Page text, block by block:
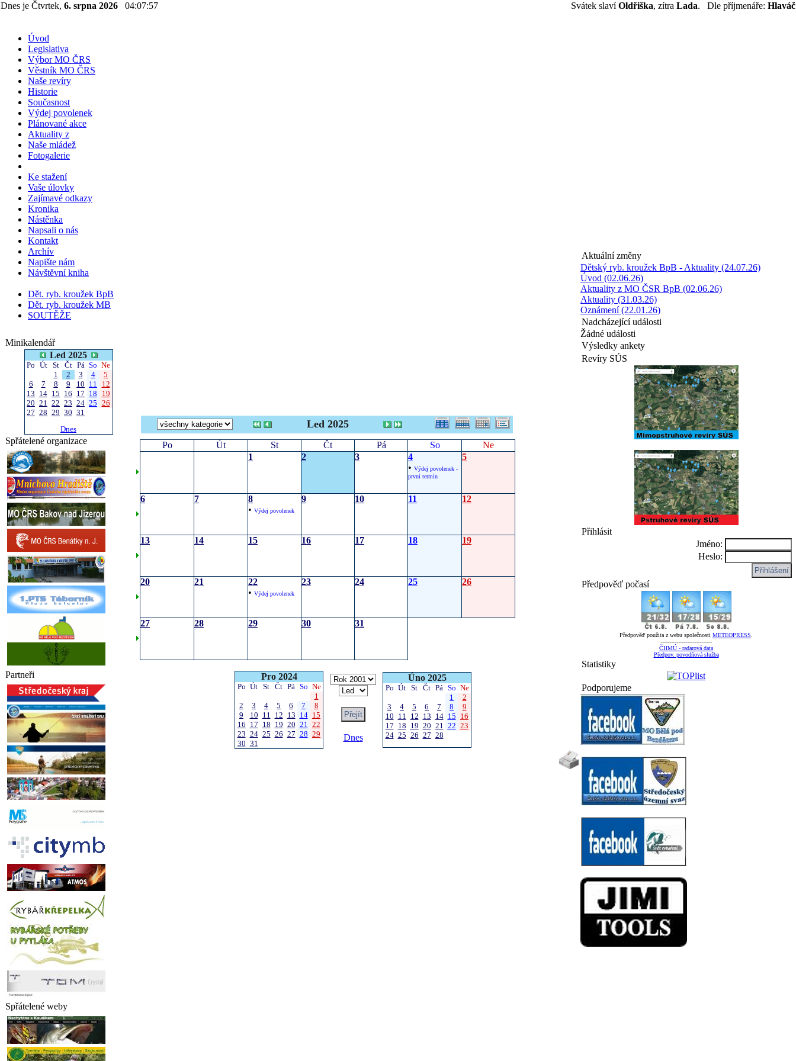
Dnes je Čtvrtek, 6. srpna 2026 04:07:57 Svátek slavíOldřiška, zítra Lada. Dle příjmenáře: Hlaváč
Úvod
Legislativa
Výbor MO ČRS
Věstník MO ČRS
Naše revíry
Historie
Současnost
Výdej povolenek
Plánované akce
Aktuality z
Naše mládež
Fotogalerie
Ke stažení
Vaše úlovky
Zajímavé odkazy
Kronika
Nástěnka
Napsali o nás
Kontakt
Archív
Napište nám
Návštěvní kniha
Dět. ryb. kroužek BpB
Dět. ryb. kroužek MB
SOUTĚŽE
Minikalendář
Led 2025
Po Út St Čt Pá So Ne
1
2 3 4
5
6
7 8 9 10 11
12
13 14 15 16 17 18
19
20 21 22 23 24 25 26
27 28 29 30 31
Dnes
Spřátelené organizace
Partneři
Spřátelené weby
Led 2025
Po Út St Čt Pá So
Ne
1
2 3
4
• Výdej povolenek -
první termín
5
6 7
8
• Výdej povolenek
9 10 11 12
13 14 15 16 17 18 19
20 21
22
• Výdej povolenek
23 24 25 26
27 28 29 30 31
Pro 2024
Po Út St Čt Pá So Ne
1
2
3 4 5 6 7
8
9
10 11 12 13 14 15
16 17 18 19 20 21 22
23 24 25 26 27 28 29
30 31
Dnes
Úno 2025
Po Út St Čt Pá So Ne
1
2
3
4 5 6 7 8
9
10 11 12 13 14 15 16
17 18 19 20 21 22 23
24 25 26 27 28
Aktuální změny
Dětský ryb. kroužek BpB - Aktuality (24.07.26)
Úvod (02.06.26)
Aktuality z MO ČSR BpB (02.06.26)
Aktuality (31.03.26)
Oznámení (22.01.26)
Nadcházející události
Žádné události
Výsledky ankety
Revíry SÚS
Přihlásit
Jméno:
Heslo:
Předpověď počasí
Předpověď použita z webu společnosti METEOPRESS
-----------------------------
ČHMÚ - radarová data
Předpov. povodňová služba
Statistiky
Podporujeme